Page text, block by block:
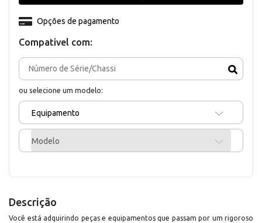
Compativel com:
ou selecione um modelo:
Equipamento
Modelo
Opções de pagamento
Descrição
Você está adquirindo peças e equipamentos que passam por um rigoroso